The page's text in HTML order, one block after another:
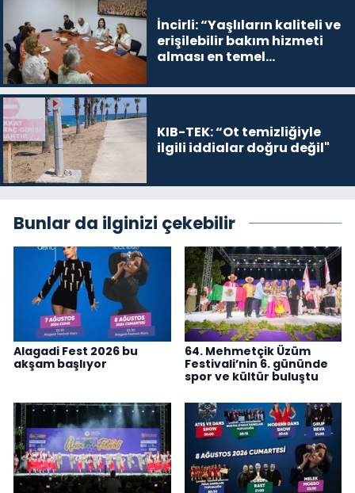
İncirli: “Yaşlıların kaliteli ve
erişilebilir bakım hizmeti
alması en temel
KIB-TEK: “Ot temizliğiyle
ilgili iddialar doğru değil"
Bunlar da ilginizi çekebilir
Alagadi Fest 2026 bu
akşam başlıyor
64. Mehmetçik Üzüm
Festivali’nin 6. gününde
spor ve kültür buluştu